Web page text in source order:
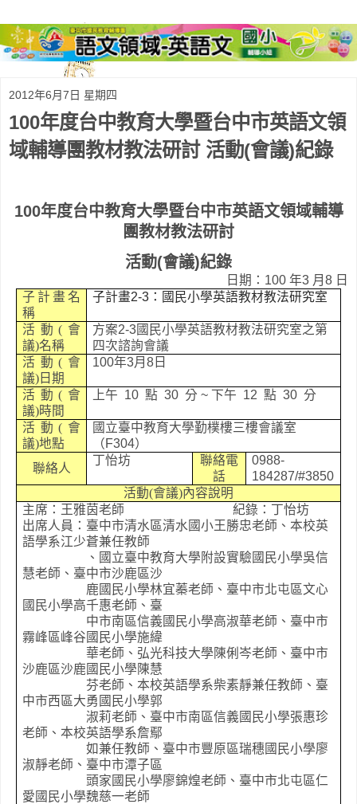
2012年6月7日 星期四
100年度台中教育大學暨台中市英語文領
域輔導團教材教法研討 活動(會議)紀錄
100年度台中教育大學暨台中市英語文領域輔導
團教材教法研討
活動(會議)紀錄
日期： 100 年3 月 8 日
子計畫名
稱
子計畫2-3 ：國民小學英語教材教法研究室
活動( 會
議)名稱
方案2-3國民小學英語教材教法研究室之第
四次諮詢會議
活動( 會
議) 日期
100年3月8 日
活動( 會
議)時間
上午 10點 30分 ~下午 12點 30分
活動( 會
議)地點
國立臺中教育大學勤樸樓三樓會議室
（F304）
聯絡人
丁怡坊
聯絡電
話
0988-
184287/#3850
活動(會議)內容說明
主席： 王雅茵老師
紀錄：丁怡坊
出席人員：臺中市清水區清水國小王勝忠老師、本校英
語學系江少蒼兼任教師
、國立臺中教育大學附設實驗國民小學吳信
慧老師、臺中市沙鹿區沙
鹿國民小學林宜蓁老師、臺中市北屯區文心
國民小學高千惠老師、臺
中市南區信義國民小學高淑華老師、臺中市
霧峰區峰谷國民小學施緯
華老師、弘光科技大學陳俐岑老師、臺中市
沙鹿區沙鹿國民小學陳慧
芬老師、本校英語學系柴素靜兼任教師、臺
中市西區大勇國民小學郭
淑莉老師、臺中市南區信義國民小學張惠珍
老師、本校英語學系詹鄢
如兼任教師、臺中市豐原區瑞穗國民小學廖
淑靜老師、臺中市潭子區
頭家國民小學廖錦煌老師、臺中市北屯區仁
愛國民小學魏慈一老師